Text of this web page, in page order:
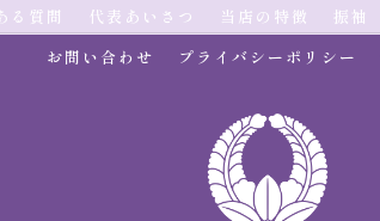
る質問 代表あいさつ 当店の特徴 振袖
お問い合わせ
プライバシーポリシー